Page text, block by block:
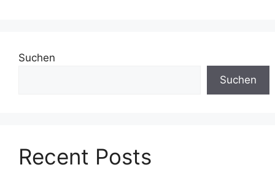
Suchen
Suchen
Recent Posts